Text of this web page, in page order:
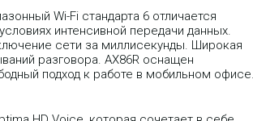
Wi-Fi стандарта 6 отличается
интенсивной передачи данных.
сети за миллисекунды. Широкая
разговора. AX86R оснащен
подход к работе в мобильном офисе.